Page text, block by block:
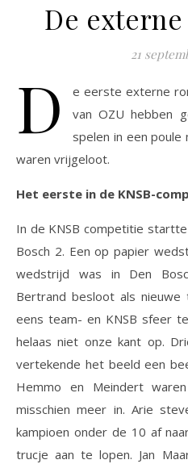
De
21
D
e eerste externe
van OZU hebben
spelen in een
waren vrijgeloot.
Het eerste in de KNSB-
In de KNSB competitie
Bosch 2. Een op papier
wedstrijd was in Den
Bertrand besloot als nieuwe
eens team- en KNSB sfeer
helaas niet onze kant op.
vertekende het beeld een
Hemmo en Meindert
misschien meer in. Arie
kampioen onder de 10 af
trucje aan te lopen. Jan